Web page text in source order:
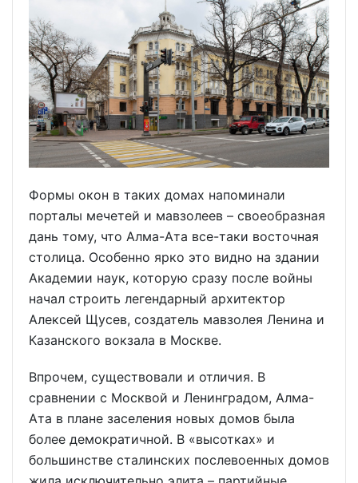
Формы окон в таких домах напоминали
порталы мечетей и мавзолеев – своеобразная
дань тому, что Алма-Ата все-таки восточная
столица. Особенно ярко это видно на здании
Академии наук, которую сразу после войны
начал строить легендарный архитектор
Алексей Щусев, создатель мавзолея Ленина и
Казанского вокзала в Москве.
Впрочем, существовали и отличия. В
сравнении с Москвой и Ленинградом, Алма-
Ата в плане заселения новых домов была
более демократичной. В «высотках» и
большинстве сталинских послевоенных домов